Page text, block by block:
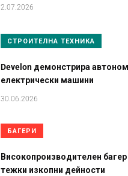
2.07.2026
СТРОИТЕЛНА ТЕХНИКА
Develon демонстрира
електрически машини
30.06.2026
БАГЕРИ
Високопроизводителен багер
тежки изкопни дейности